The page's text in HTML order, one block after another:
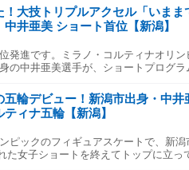
れている。ふたりが出す「答え」を静
花織と共に、表彰台でもとびきりの笑
「思っていた以上に緊張もなく、み
気持ちに自然と切り替わって、このオ
いけたので良かった。初めてのオリン
けでもすごいことなのにメダルも取
ら1時間半後、JR新潟駅では号外が
■街の人 「すごく日本が明るくなるよう
楽しむような演技に感動した。」 ■街
銀メダルでもいいが上に行ってほしい
ー！」 朝学習の時間でフリーの演技
いしすごかった。緊張するところで
朝早くから起きてずっと見ていた。
以前〝トリプルアクセル〟への特別な
ケーティングに向けて公開された前日
た中井亜美。代名詞であるアクセルジ
。 世界が驚いた17歳、衝撃のオリンピ
更新！」 トップスケーターらをおさ
■実況 「トリプルアクセル完璧！」
クセル」成功者】 1992年 伊藤みどり
ー 「トリプルアクセル決まりました
良かったので。今回この大舞台で絶対
できた。」 オリンピックの舞台で〝ト
は、4年前にUXの取材で話していま
田真央選手が流れてきて、トリプルア
！大技トリプルアクセル「いま
井亜美 ショート首位【新潟】
発進です。ミラノ・コルティナオリ
の中井亜美選手が、ショートプログ
市出身・中井亜美。」 自身初のオリン
なショートに臨みました。 演技冒頭－
ックでは日本女子4人目となる大技『
ジャンプもすべて成功し、ステップ
■実況 「とてつもないオリンピック
心の演技を披露しました。 ■実況 「
五輪デビュー！新潟市出身・中
ィナ五輪【新潟】
ピックのフィギュアスケートで、新
た女子ショートを終えてトップに立っ